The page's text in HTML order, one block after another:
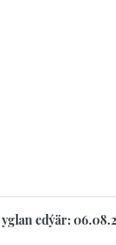
edýär: